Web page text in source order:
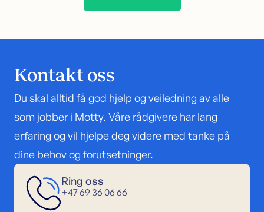
Kontakt oss
Du skal alltid få god hjelp og veiledning av alle
som jobber i Motty. Våre rådgivere har lang
erfaring og vil hjelpe deg videre med tanke på
dine behov og forutsetninger.
Ring oss
+47 69 36 06 66